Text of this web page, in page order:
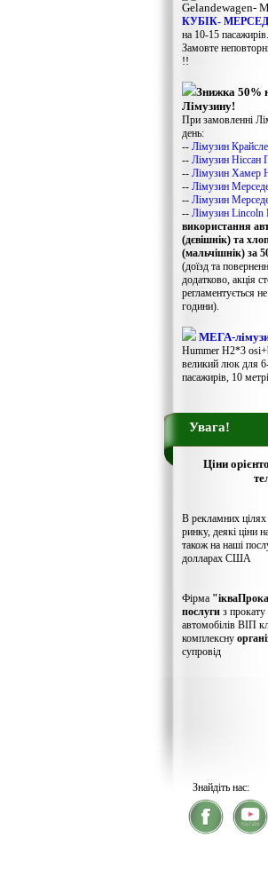
Gelandewagen​-
КУБІК-
на 10-15 пасажирів.
Замовте
!!
Знижка 50%
Лімузину!
При замовленні
день:
-- Лімузин
-- Лімузин Ніссан
-- Лімузин Хамер
-- Лімузин
-- Лімузин
-- Лімузин Lincoln
використання
(дєвішнік) та
(мальчішнік) за
(доїзд та
додатково, акція
регламентується
години).
МЕГА-
Hummer H2*3
великий люк для
пасажирів, 10
Увага!
Ціни
В рекламних
ринку, деякі ціни
також на наші
долларах США
Фірма
послуги з прокату
автомобілів ВІП
комплексну
супровід
Знайдіть нас: